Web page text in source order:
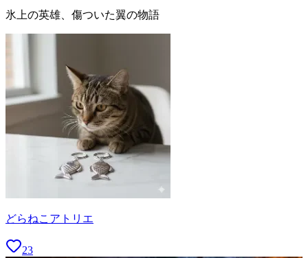
氷上の英雄、傷ついた翼の物語
どらねこアトリエ
23